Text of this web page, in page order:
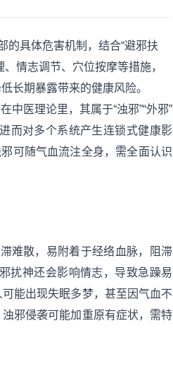
的具体危害机制，结合“避邪扶
情志调节、穴位按摩等措施，
长期暴露带来的健康风险。
医理论里，其属于“浊邪”“外邪”
而对多个系统产生连锁式健康影
可随气血流注全身，需全面认识
难散，易附着于经络血脉，阻滞
扰神还会影响情志，导致急躁易
能出现失眠多梦，甚至因气血不
邪侵袭可能加重原有症状，需特